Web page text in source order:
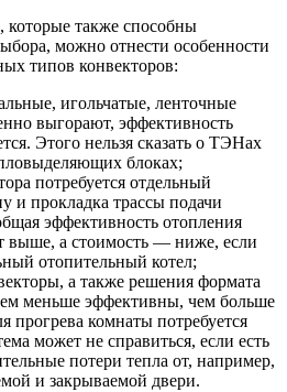
которые также способны
можно отнести особенности
типов конвекторов:
игольчатые, ленточные
выгорают, эффективность
Этого нельзя сказать о ТЭНах
блоках;
потребуется отдельный
и прокладка трассы подачи
эффективность отопления
выше, а стоимость — ниже, если
отопительный котел;
а также решения формата
меньше эффективны, чем больше
прогрева комнаты потребуется
может не справиться, если есть
потери тепла от, например,
и закрываемой двери.